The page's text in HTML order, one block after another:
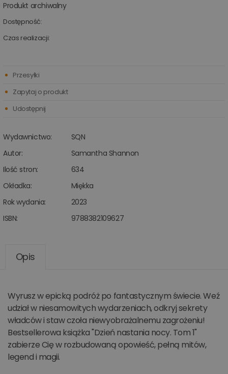
Produkt archiwalny
Dostępność:
Czas realizacji:
Wydawnictwo:
SQN
Autor:
Samantha Shannon
Ilość stron:
634
Okładka:
Miękka
Rok wydania:
2023
ISBN:
9788382109627
Przesyłki
Zapytaj o produkt
Udostępnij
Opis
Wyrusz w epicką podróż po fantastycznym świecie. Weź
udział w niesamowitych wydarzeniach, odkryj sekrety
władców i staw czoła niewyobrażalnemu zagrożeniu!
Bestsellerowa książka "Dzień nastania nocy. Tom 1"
zabierze Cię w rozbudowaną opowieść, pełną mitów,
legend i magii.